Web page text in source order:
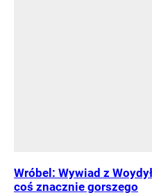
Wróbel: Wywiad z
coś znacznie gorszego